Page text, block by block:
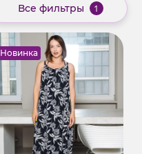
Все фильтры 1
Новинка